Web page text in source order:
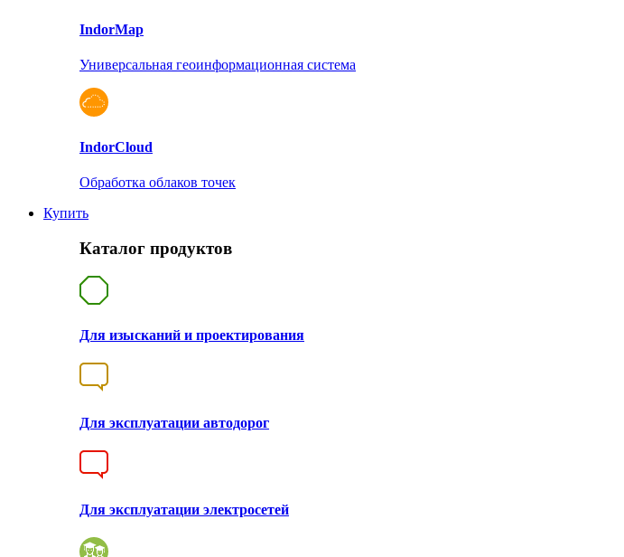
IndorMap
Универсальная геоинформационная система
IndorCloud
Обработка облаков точек
Купить
Каталог продуктов
Для изысканий и проектирования
Для эксплуатации автодорог
Для эксплуатации электросетей